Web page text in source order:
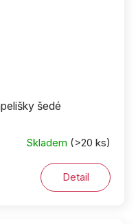
šedé
Skladem (>20 ks)
Detail